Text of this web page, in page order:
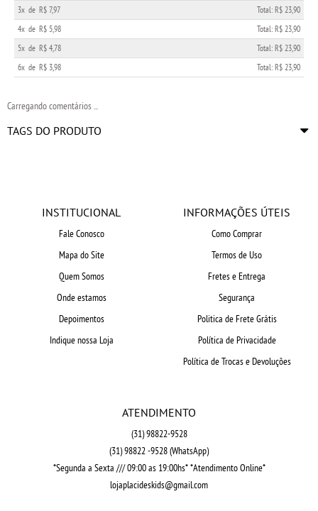
3x de R$ 7,97
Total: R$ 23,90
4x de R$ 5,98
Total: R$ 23,90
5x de R$ 4,78
Total: R$ 23,90
6x de R$ 3,98 Total: R$ 23,90
Carregando comentários ...
TAGS DO PRODUTO
INSTITUCIONAL
Fale Conosco
Mapa do Site
Quem Somos
Onde estamos
Depoimentos
Indique nossa Loja
INFORMAÇÕES ÚTEIS
Como Comprar
Termos de Uso
Fretes e Entrega
Segurança
Politica de Frete Grátis
Política de Privacidade
Política de Trocas e Devoluções
ATENDIMENTO
(31)98822-9528
(31)98822 -9528(WhatsApp)
*Segunda a Sexta /// 09:00 as 19:00hs* *Atendimento Online*
lojaplacideskids@gmail.com